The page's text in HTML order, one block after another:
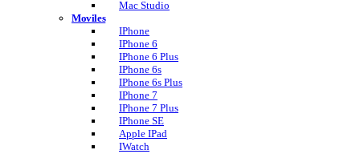
Mac Studio
Moviles
IPhone
IPhone 6
IPhone 6 Plus
IPhone 6s
IPhone 6s Plus
IPhone 7
IPhone 7 Plus
IPhone SE
Apple IPad
IWatch